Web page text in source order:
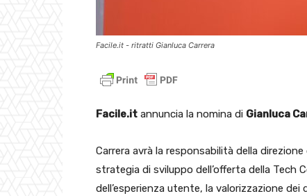
Facile.it - ritratti Gianluca Carrera
Facile.it annuncia la nomina di Gianluca
Carrera avrà la responsabilità della
strategia di sviluppo dell’offerta della Tech
dell’esperienza utente, la valorizzazione